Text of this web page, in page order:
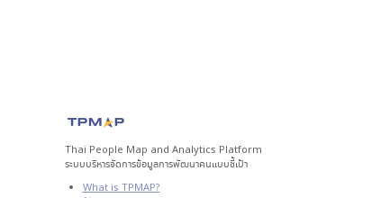
Thai People Map and Analytics Platform
ระบบบริหารจัดการข้อมูลการพัฒนาคนแบบชี้เป้า
What is TPMAP?